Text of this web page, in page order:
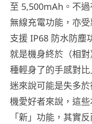
至 5,500mAh。不
無線充電功能，亦
支援 IP68 防水防塵
就是機身終於（相
種輕身了的手感對
迷來說可能是失多
機愛好者來說，這
「新」功能，其實